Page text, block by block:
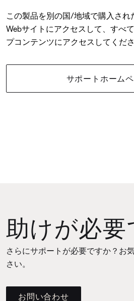
この製品を別の国/地域で購入され
Webサイトにアクセスして、すべ
プコンテンツにアクセスしてくださ
サポートホーム
助けが必要
さらにサポートが必要ですか？お
さい。
お問い合わせ